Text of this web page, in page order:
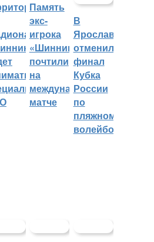
Память
экс-
игрока
«Шинника»
почтили
на
международном
матче
В
Ярославле
отменили
финал
Кубка
России
по
пляжному
волейболу